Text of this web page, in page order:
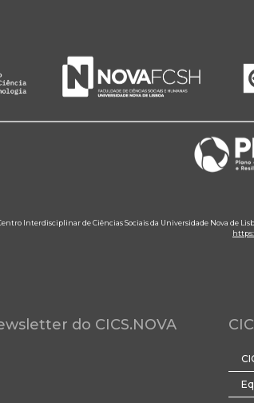
Centro Interdisciplinar de Ciências Sociais da Universidade Nova de
do CICS.NOVA